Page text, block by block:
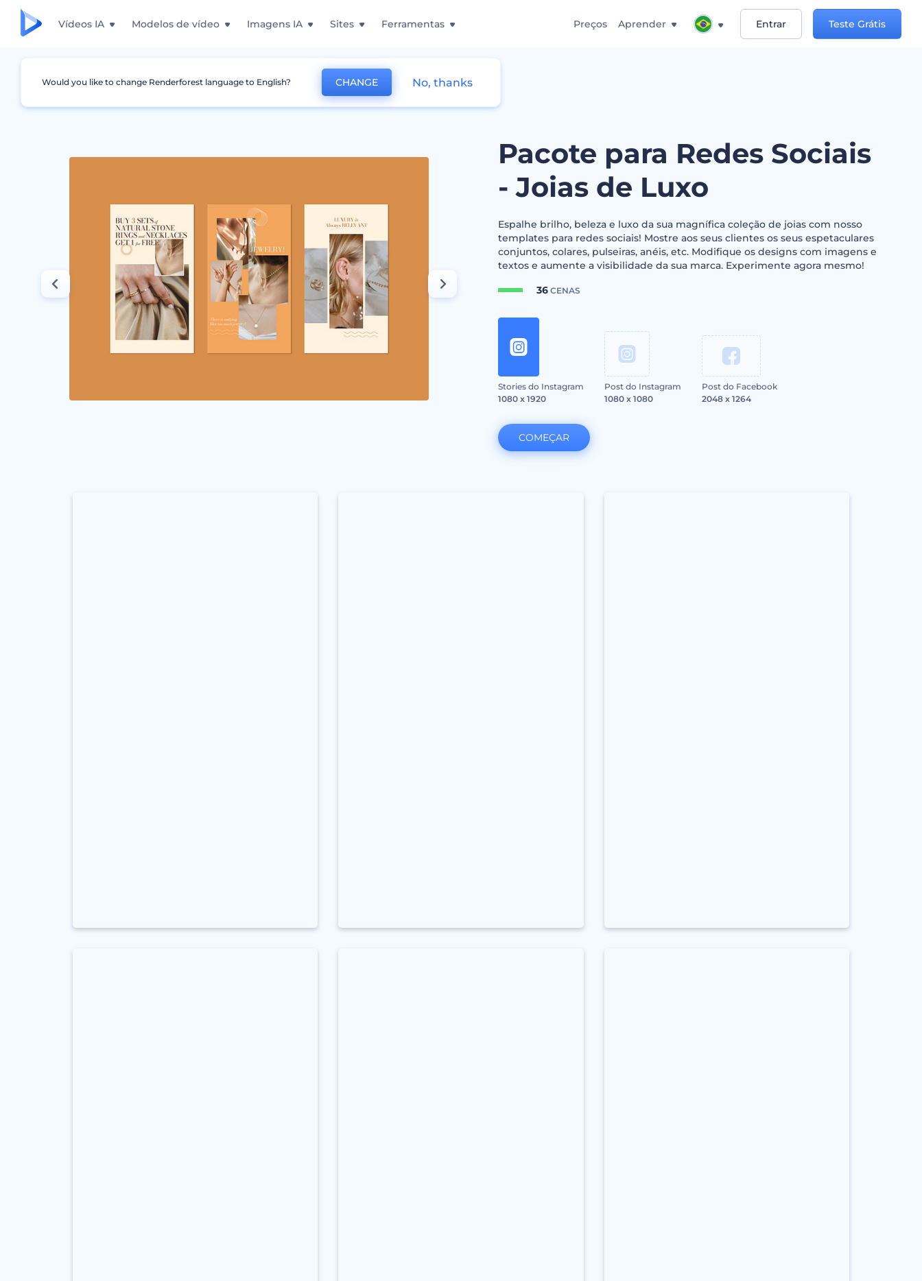
Vídeos IA Modelos de vídeo Imagens IA Sites Ferramentas Preços Aprender Entrar Teste Grátis
Design Gráfico Story do Instagram Pacote para Redes Sociais - Joias de Luxo
Pacote para Redes Sociais
- Joias de Luxo
Espalhe brilho, beleza e luxo da sua magnífica coleção de joias com nosso
templates para redes sociais! Mostre aos seus clientes os seus espetaculares
conjuntos, colares, pulseiras, anéis, etc. Modifique os designs com imagens e
textos e aumente a visibilidade da sua marca. Experimente agora mesmo!
36CENAS
Stories do Instagram
1080 x 1920
Post do Instagram
1080 x 1080
Post do Facebook
2048 x 1264
COMEÇAR
Would you like to change Renderforest language to English? CHANGE No, thanks